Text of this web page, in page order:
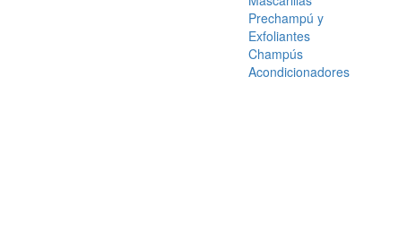
Prechampú y
Exfoliantes
Champús
Acondicionadores